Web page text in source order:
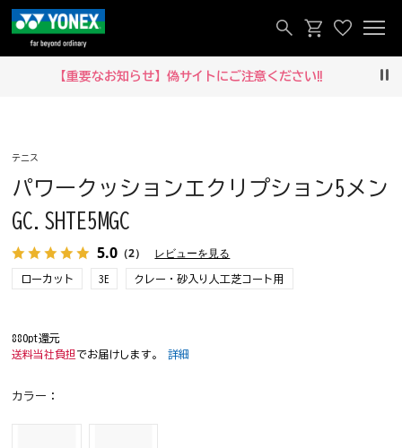
【重要なお知らせ】偽サイトにご注意ください‼
テニス
パワークッションエクリプション5メン
GC.SHTE5MGC
5.0 （2） レビューを見る
ローカット 3E クレー・砂入り人工芝コート用
880pt還元
送料当社負担 でお届けします。詳細
カラー：